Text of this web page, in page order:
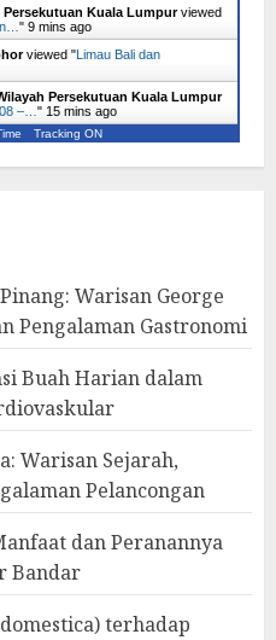
Persekutuan Kuala Lumpurviewed
" 9 mins ago
viewed "Limau Bali dan
Persekutuan Kuala Lumpur
–… " 15 mins ago
Tracking ON
Warisan George
Pengalaman Gastronomi
Buah Harian dalam
Warisan Sejarah,
Pelancongan
dan Peranannya
Bandar
terhadap